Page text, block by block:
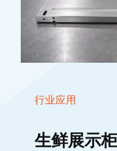
行业应用
生鲜展示